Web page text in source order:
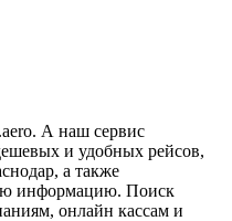
А наш сервис
и удобных рейсов,
а также
информацию. Поиск
онлайн кассам и